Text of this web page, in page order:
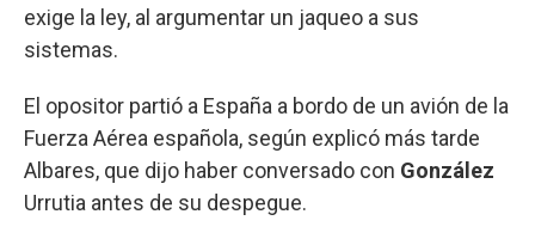
exige la ley, al argumentar un jaqueo a sus
sistemas.
El opositor partió a España a bordo de un avión de la
Fuerza Aérea española, según explicó más tarde
Albares, que dijo haber conversado con González
Urrutia antes de su despegue.